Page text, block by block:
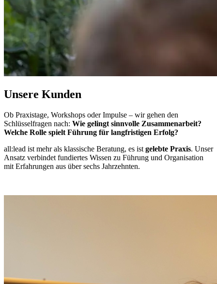
Unsere Kunden
Ob Praxistage, Workshops oder Impulse – wir gehen den
Schlüsselfragen nach: Wie gelingt sinnvolle Zusammenarbeit?
Welche Rolle spielt Führung für langfristigen Erfolg?
all:lead ist mehr als klassische Beratung, es ist gelebte Praxis. Unser
Ansatz verbindet fundiertes Wissen zu Führung und Organisation
mit Erfahrungen aus über sechs Jahrzehnten.